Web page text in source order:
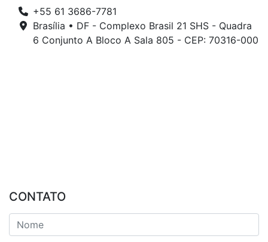
+55 61 3686-7781
Brasília • DF - Complexo Brasil 21 SHS - Quadra
6 Conjunto A Bloco A Sala 805 - CEP: 70316-000
CONTATO